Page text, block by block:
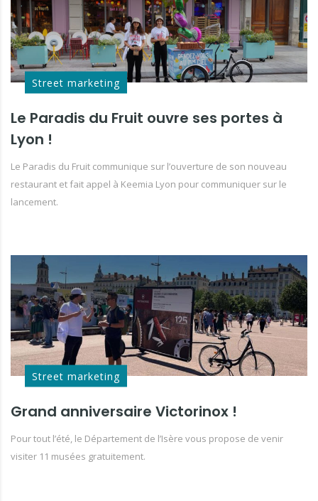
Street marketing
Le Paradis du Fruit ouvre ses portes à
Lyon !
Le Paradis du Fruit communique sur l’ouverture de son nouveau
restaurant et fait appel à Keemia Lyon pour communiquer sur le
lancement.
Street marketing
Grand anniversaire Victorinox !
Pour tout l’été, le Département de l’Isère vous propose de venir
visiter 11 musées gratuitement.